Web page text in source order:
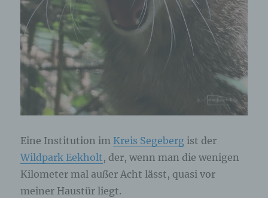
Eine Institution im Kreis Segeberg ist der
Wildpark Eekholt, der, wenn man die wenigen
Kilometer mal außer Acht lässt, quasi vor
meiner Haustür liegt.